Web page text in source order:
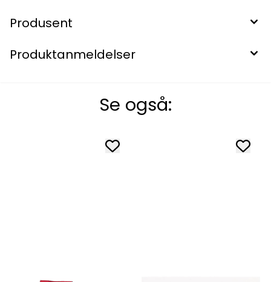
Produsent
Produktanmeldelser
Se også: